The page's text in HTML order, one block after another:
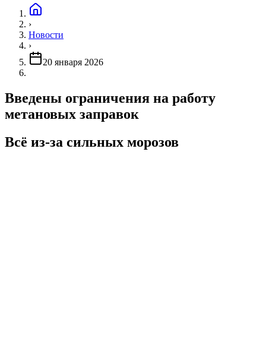
›
Новости
›
20 января 2026
Введены ограничения на работу
метановых заправок
Всё из-за сильных морозов